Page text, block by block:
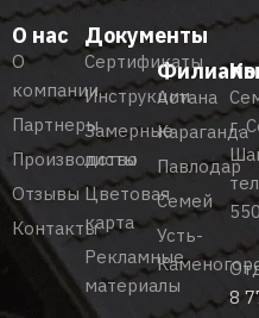
О нас
О
компании
Партнеры
Производство
Отзывы
Контакты
Документы
Сертификаты
Инструкции
Замерные
листы
Цветовая
карта
Рекламные
материалы
Астана
Караганда
Павлодар
Семей
Усть-
г.
8